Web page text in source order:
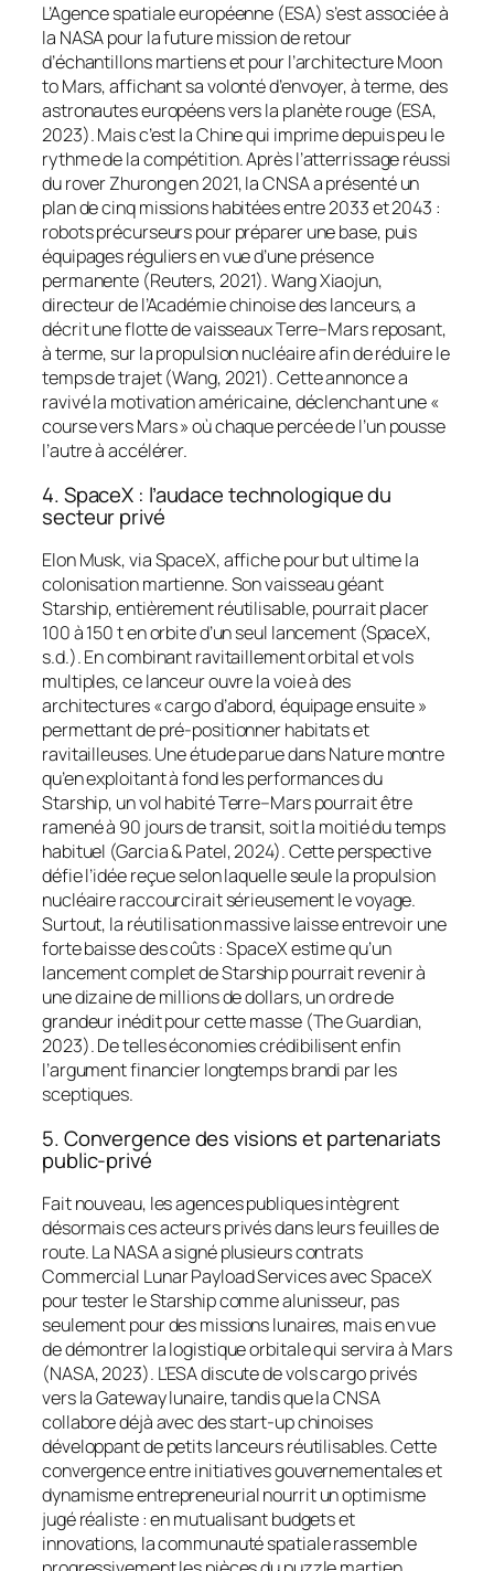
L’Agence spatiale européenne (ESA) s’est associée à
la NASA pour la future mission de retour
d’échantillons martiens et pour l’architectureMoon
to Mars, affichant sa volonté d’envoyer, à terme, des
astronautes européens vers la planète rouge (ESA,
2023). Mais c’est la Chine qui imprime depuis peu le
rythme de la compétition. Après l’atterrissage réussi
du roverZhurongen 2021, la CNSA a présenté un
plan de cinq missions habitées entre 2033 et 2043 :
robots précurseurs pour préparer une base, puis
équipages réguliers en vue d’une présence
permanente (Reuters, 2021). Wang Xiaojun,
directeur de l’Académie chinoise des lanceurs, a
décrit une flotte de vaisseaux Terre–Mars reposant,
à terme, sur la propulsion nucléaire afin de réduire le
temps de trajet (Wang, 2021). Cette annonce a
ravivé la motivation américaine, déclenchant une «
course vers Mars » où chaque percée de l’un pousse
l’autre à accélérer.
4. SpaceX : l’audace technologique du
secteur privé
Elon Musk, via SpaceX, affiche pour but ultime la
colonisation martienne. Son vaisseau géant
Starship, entièrement réutilisable, pourrait placer
100 à 150 t en orbite d’un seul lancement (SpaceX,
s.d.). En combinant ravitaillement orbital et vols
multiples, ce lanceur ouvre la voie à des
architectures « cargo d’abord, équipage ensuite »
permettant de pré-positionner habitats et
ravitailleuses. Une étude parue dansNaturemontre
qu’en exploitant à fond les performances du
Starship, un vol habité Terre–Mars pourrait être
ramené à 90 jours de transit, soit la moitié du temps
habituel (Garcia & Patel, 2024). Cette perspective
défie l’idée reçue selon laquelle seule la propulsion
nucléaire raccourcirait sérieusement le voyage.
Surtout, la réutilisation massive laisse entrevoir une
forte baisse des coûts : SpaceX estime qu’un
lancement complet deStarshippourrait revenir à
une dizaine de millions de dollars, un ordre de
grandeur inédit pour cette masse (The Guardian,
2023). De telles économies crédibilisent enfin
l’argument financier longtemps brandi par les
sceptiques.
5. Convergence des visions et partenariats
public-privé
Fait nouveau, les agences publiques intègrent
désormais ces acteurs privés dans leurs feuilles de
route. La NASA a signé plusieurs contrats
Commercial Lunar Payload Servicesavec SpaceX
pour tester leStarshipcomme alunisseur, pas
seulement pour des missions lunaires, mais en vue
de démontrer la logistique orbitale qui servira à Mars
(NASA, 2023). L’ESA discute de vols cargo privés
vers la Gateway lunaire, tandis que la CNSA
collabore déjà avec des start-up chinoises
développant de petits lanceurs réutilisables. Cette
convergence entre initiatives gouvernementales et
dynamisme entrepreneurial nourrit un optimisme
jugé réaliste : en mutualisant budgets et
innovations, la communauté spatiale rassemble